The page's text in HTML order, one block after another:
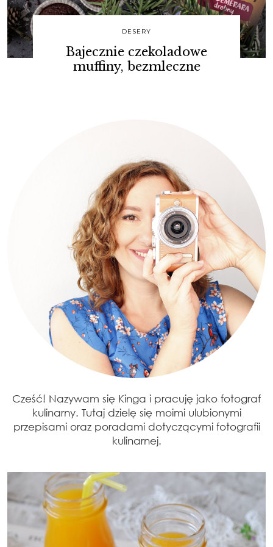
DESERY
Bajecznie czekoladowe
muffiny, bezmleczne
Cześć! Nazywam się Kinga i pracuję jako fotograf
kulinarny. Tutaj dzielę się moimi ulubionymi
przepisami oraz poradami dotyczącymi fotografii
kulinarnej.